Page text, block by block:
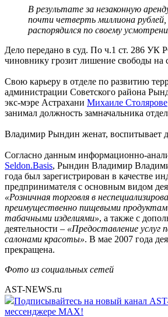
В результате за незаконную
почти четверть миллиона рублей,
распорядился по своему
Дело передано в суд. По ч.1 ст. 286
чиновнику грозит лишение свободы на
Свою карьеру в отделе по развитию
администрации Советского района
экс-мэре Астрахани Михаиле Столярове
занимал должность замначальника
Владимир Рындин женат, воспитывает
Согласно данным информационно-
Seldon.Basis, Рындин Владимир
года был зарегистрирован в качестве
предпринимателя с основным видом
«Розничная торговля в
преимущественно пищевыми
табачными изделиями», а также с
деятельности – «Предоставление услуг
салонами красоты». В мае 2007 года
прекращена.
Фото из социальных сетей
AST-NEWS.ru
Подписывайтесь на новый канал
мессенджере MAX!